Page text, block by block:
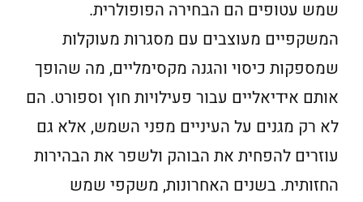
שמש עטופים הם הבחירה הפופולרית.
המשקפיים מעוצבים עם מסגרות מעוקלות
שמספקות כיסוי והגנה מקסימליים, מה שהופך
אותם אידיאליים עבור פעילויות חוץ וספורט. הם
לא רק מגנים על העיניים מפני השמש, אלא גם
עוזרים להפחית את הבוהק ולשפר את הבהירות
החזותית. בשנים האחרונות, משקפי שמש